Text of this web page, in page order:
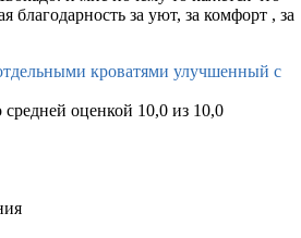
благодарность за уют, за комфорт , за
кроватями улучшенный с
оценкой 10,0 из 10,0